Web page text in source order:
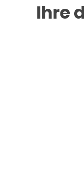
Ihre